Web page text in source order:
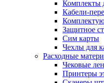
Комплекты
Кабели-
Защитное
Сим карты
Чехлы для
Расходные
Чековые
Принтеры